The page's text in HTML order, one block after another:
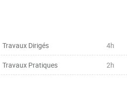
Travaux Dirigés 4h
Travaux Pratiques 2h